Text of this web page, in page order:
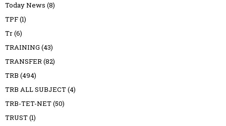
Today News (8)
TPF(1)
Tr(6)
TRAINING (43)
TRANSFER(82)
TRB (494)
TRB ALL SUBJECT(4)
TRB-TET-NET(50)
TRUST(1)